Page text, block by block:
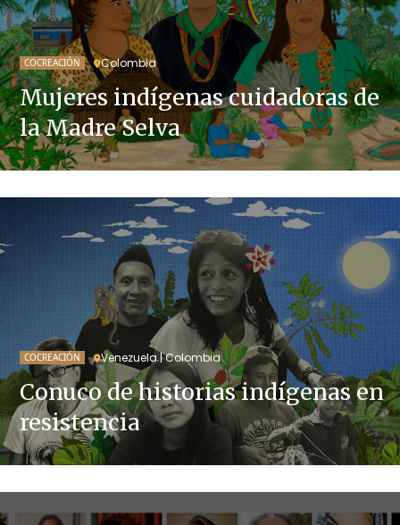
COCREACIÓN Colombia
Mujeres indígenas cuidadoras de
la Madre Selva
COCREACIÓN Venezuela | Colombia
Conuco de historias indígenas en
resistencia